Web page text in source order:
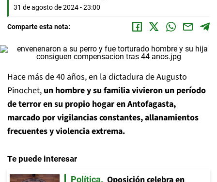
31 de agosto de 2024 - 23:00
Comparte esta nota:
Hace más de 40 años, en la dictadura de Augusto
Pinochet, un hombre y su familia vivieron un período
de terror en su propio hogar en Antofagasta,
marcado por vigilancias constantes, allanamientos
frecuentes y violencia extrema.
Te puede interesar
Política